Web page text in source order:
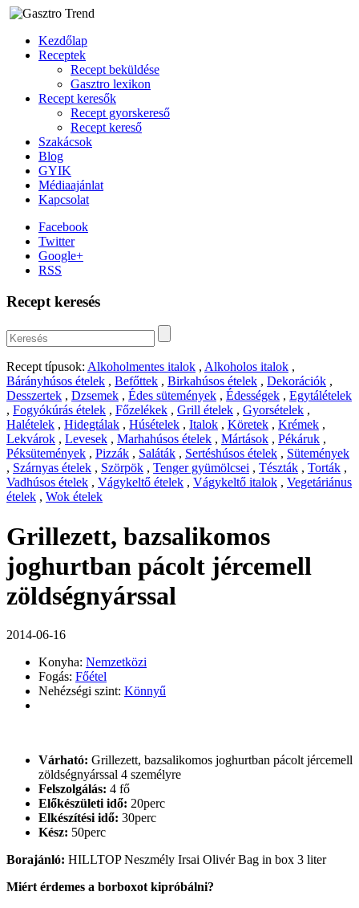
Kezdőlap
Receptek
Recept beküldése
Gasztro lexikon
Recept keresők
Recept gyorskereső
Recept kereső
Szakácsok
Blog
GYIK
Médiaajánlat
Kapcsolat
Facebook
Twitter
Google+
RSS
Recept keresés
Recept típusok: Alkoholmentes italok , Alkoholos italok ,
Bárányhúsos ételek , Befőttek , Birkahúsos ételek , Dekorációk ,
Desszertek , Dzsemek , Édes sütemények , Édességek , Egytálételek
, Fogyókúrás ételek , Főzelékek , Grill ételek , Gyorsételek ,
Halételek , Hidegtálak , Húsételek , Italok , Köretek , Krémek ,
Lekvárok , Levesek , Marhahúsos ételek , Mártások , Pékáruk ,
Péksütemények , Pizzák , Saláták , Sertéshúsos ételek , Sütemények
, Szárnyas ételek , Szörpök , Tenger gyümölcsei , Tészták , Torták ,
Vadhúsos ételek , Vágykeltő ételek , Vágykeltő italok , Vegetáriánus
ételek , Wok ételek
Grillezett, bazsalikomos
joghurtban pácolt jércemell
zöldségnyárssal
2014-06-16
Konyha: Nemzetközi
Fogás: Főétel
Nehézségi szint: Könnyű
Várható: Grillezett, bazsalikomos joghurtban pácolt jércemell
zöldségnyárssal 4 személyre
Felszolgálás: 4 fő
Előkészületi idő: 20perc
Elkészítési idő: 30perc
Kész: 50perc
Borajánló: HILLTOP Neszmély Irsai Olivér Bag in box 3 liter
Miért érdemes a borboxot kipróbálni?